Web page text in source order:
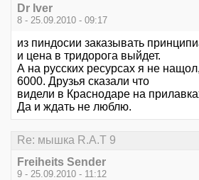
Dr Iver
8 - 25.09.2010 - 09:17
из пиндосии заказывать
и цена в тридорога выйдет.
А на русских ресурсах я не
6000. Друзья сказали что
видели в Краснодаре на
Да и ждать не люблю.
Re: мышка R.A.T 9
Freiheits Sender
9 - 25.09.2010 - 11:12